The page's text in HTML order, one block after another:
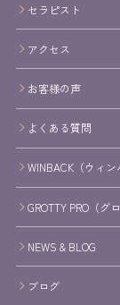
セラピスト
アクセス
お客様の声
よくある質問
WINBACK（ウィン
GROTTY PRO（グ
NEWS & BLOG
ブログ